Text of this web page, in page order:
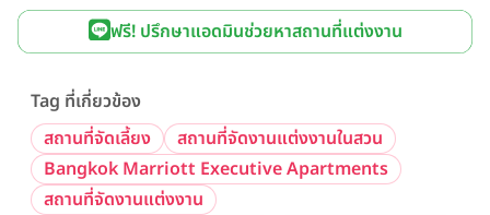
ฟรี! ปรึกษาแอดมินช่วยหาสถานที่แต่งงาน
Tag ที่เกี่ยวข้อง
สถานที่จัดเลี้ยง
สถานที่จัดงานแต่งงานในสวน
Bangkok Marriott Executive Apartments
สถานที่จัดงานแต่งงาน